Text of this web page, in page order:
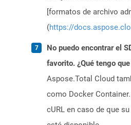
[formatos de archivo
(https://
No puedo encontrar el
favorito. ¿Qué tengo
Aspose.Total Cloud
como Docker
cURL en caso de que